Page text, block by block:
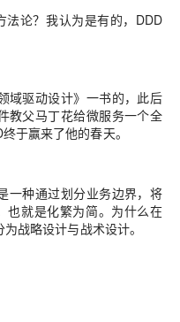
论？我认为是有的， DDD
域驱动设计》一书的，此后
教父马丁花给微服务一个全
于赢来了他的春天。
一种通过划分业务边界，将
也就是化繁为简。为什么在
为战略设计与战术设计。